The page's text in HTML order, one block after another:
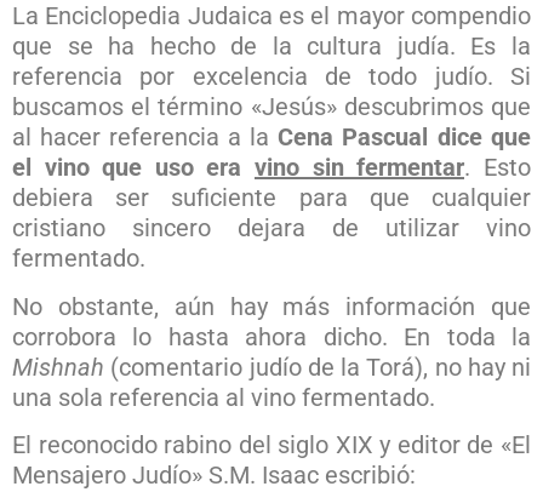
La Enciclopedia Judaica es el mayor compendio
que se ha hecho de la cultura judía. Es la
referencia por excelencia de todo judío. Si
buscamos el término «Jesús» descubrimos que
al hacer referencia a la Cena Pascual dice que
el vino que uso era vino sin fermentar. Esto
debiera ser suficiente para que cualquier
cristiano sincero dejara de utilizar vino
fermentado.
No obstante, aún hay más información que
corrobora lo hasta ahora dicho. En toda la
Mishnah (comentario judío de la Torá), no hay ni
una sola referencia al vino fermentado.
El reconocido rabino del siglo XIX y editor de «El
Mensajero Judío» S.M. Isaac escribió: